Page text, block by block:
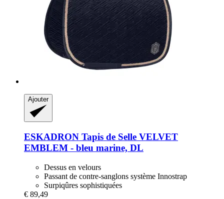
Ajouter
ESKADRON Tapis de Selle VELVET
EMBLEM -​ bleu marine, DL
Dessus en velours
Passant de contre-sanglons système Innostrap
Surpiqûres sophistiquées
€ 89,49